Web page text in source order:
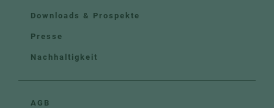
Downloads & Prospekte
Presse
Nachhaltigkeit
AGB